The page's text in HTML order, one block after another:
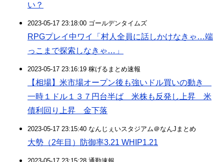
い？
2023-05-17 23:18:00 ゴールデンタイムズ
RPGプレイ中ワイ「村人全員に話しかけなきゃ…端
っこまで探索しなきゃ…」
2023-05-17 23:16:19 稼げるまとめ速報
【相場】米市場オープン後も強いドル買いの動き
一時１ドル１３７円台半ば 米株も反発し上昇 米
債利回り上昇 金下落
2023-05-17 23:15:40 なんじぇいスタジアム＠なんJまとめ
大勢（2年目）防御率3.21 WHIP1.21